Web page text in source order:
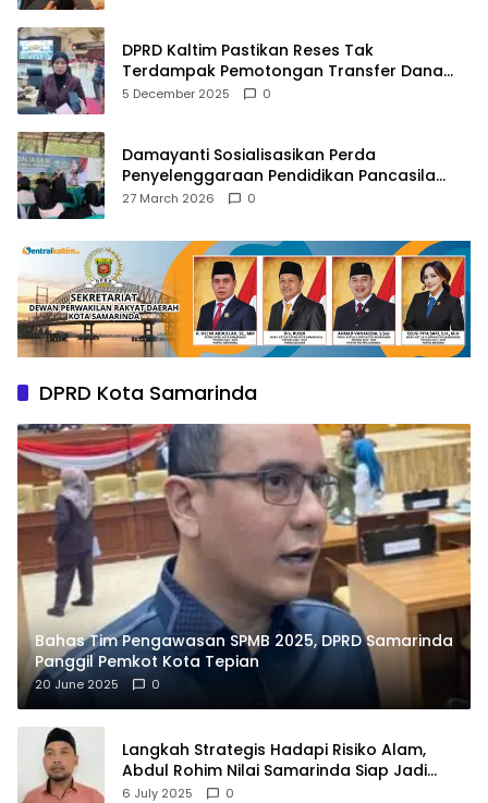
DPRD Kaltim Pastikan Reses Tak
Terdampak Pemotongan Transfer Dana
Pusat
5 December 2025 0
Damayanti Sosialisasikan Perda
Penyelenggaraan Pendidikan Pancasila
dan Wawasan Kebangsaan
27 March 2026 0
DPRD Kota Samarinda
Bahas Tim Pengawasan SPMB 2025, DPRD Samarinda
Panggil Pemkot Kota Tepian
20 June 2025 0
Langkah Strategis Hadapi Risiko Alam,
Abdul Rohim Nilai Samarinda Siap Jadi
Pusat Logistik Bencana Kalimantan
6 July 2025 0